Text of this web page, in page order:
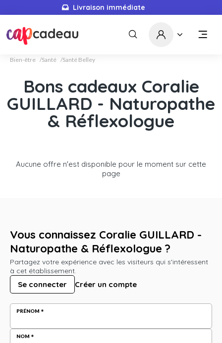
Livraison immédiate
Bien-être Santé Santé Belley
Bons cadeaux Coralie
GUILLARD - Naturopathe
& Réflexologue
Aucune offre n'est disponible pour le moment sur cette
page
Vous connaissez Coralie GUILLARD -
Naturopathe & Réflexologue ?
Partagez votre expérience avec les visiteurs qui s'intéressent
à cet établissement.
Se connecter Créer un compte
PRÉNOM
NOM